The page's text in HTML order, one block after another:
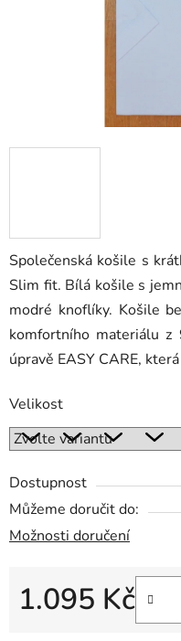
Společenská košile s
Slim fit. Bílá košile s
modré knoflíky. Košile
komfortního materiálu
úpravě EASY CARE,
Velikost
Dostupnost
Můžeme doručit do:
Možnosti doručení
1.095 Kč